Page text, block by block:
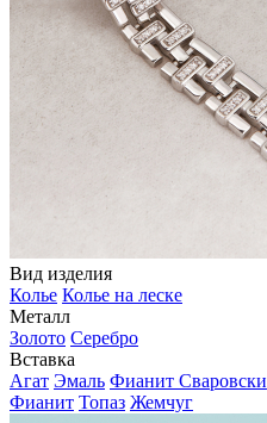
Вид изделия
Колье Колье на леске
Металл
Золото Серебро
Вставка
Агат Эмаль Фианит Сваровски
Фианит Топаз Жемчуг